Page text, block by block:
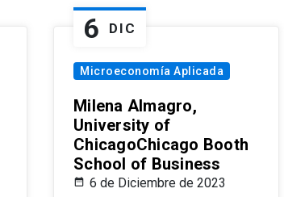
6 DIC
Microeconomía Aplicada
Milena Almagro,
University of
ChicagoChicago Booth
School of Business
6 de Diciembre de 2023